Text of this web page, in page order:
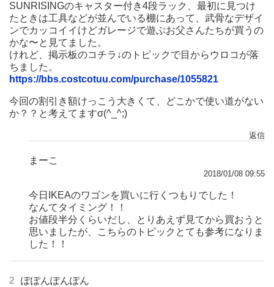
SUNRISINGのキャスター付き4段ラック、最初に見つけ
たときは工具などが並んでいる棚にあって、武骨なデザイ
ンでカッコイイけどガレージで遊ぶお父さんたちが買うの
かな〜と見てました。
けれど、掲示板のコチラ↓のトピックで目からウロコが落
ちました。
https://bbs.costcotuu.com/purchase/1055821
今回の割引き額けっこう大きくて、どこかで使い道がない
か？？と考えてますσ(^_^;)
返信
まーこ
2018/01/08 09:55
今日IKEAのワゴンを買いに行くつもりでした！
なんてタイミング！！
お値段半分くらいだし、とりあえず見てから買おうと
思いましたが、こちらのトピックとても参考になりま
した！！
2 ぽぽんぽんぽん